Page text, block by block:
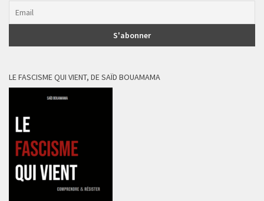
LE FASCISME QUI VIENT, DE SAÏD BOUAMAMA